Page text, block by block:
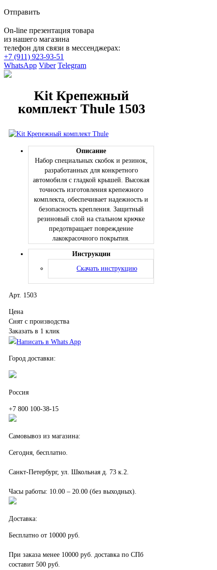
Отправить
On-line презентация товара
из нашего магазина
телефон для связи в мессенджерах:
+7 (911) 923-93-51
WhatsApp Viber Telegram
Kit Крепежный
комплект Thule 1503
Описание
Набор специальных скобок и резинок,
разработанных для конкретного
автомобиля с гладкой крышей. Высокая
точность изготовления крепежного
комплекта, обеспечивает надежность и
безопасность крепления. Защитный
резиновый слой на стальном крючке
предотвращает повреждение
лакокрасочного покрытия.
Инструкции
Скачать инструкцию
Арт. 1503
Цена
Снят с производства
Заказать в 1 клик
Написать в Whats App
Город доставки:
Россия
+7 800 100-38-15
Самовывоз из магазина:
Сегодня, бесплатно.
Санкт-Петербург, ул. Школьная д. 73 к.2.
Часы работы: 10.00 – 20.00 (без выходных).
Доставка:
Бесплатно от 10000 руб.
При заказа менее 10000 руб. доставка по СПб
составит 500 руб.